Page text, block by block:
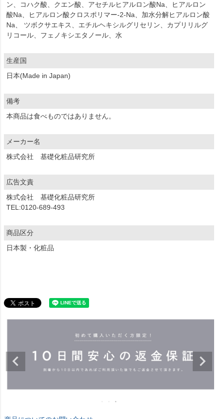
ン、コハク酸、クエン酸、アセチルヒアルロン酸Na、ヒアルロン
酸Na、ヒアルロン酸クロスポリマー-2-Na、加水分解ヒアルロン酸
Na、 ツボクサエキス、エチルヘキシルグリセリン、カプリリルグ
リコール、フェノキシエタノール、水
生産国
日本(Made in Japan)
備考
本商品は食べものではありません。
メーカー名
株式会社 基礎化粧品研究所
広告文責
株式会社 基礎化粧品研究所
TEL:0120-689-493
商品区分
日本製・化粧品
商品についてのお問い合わせ